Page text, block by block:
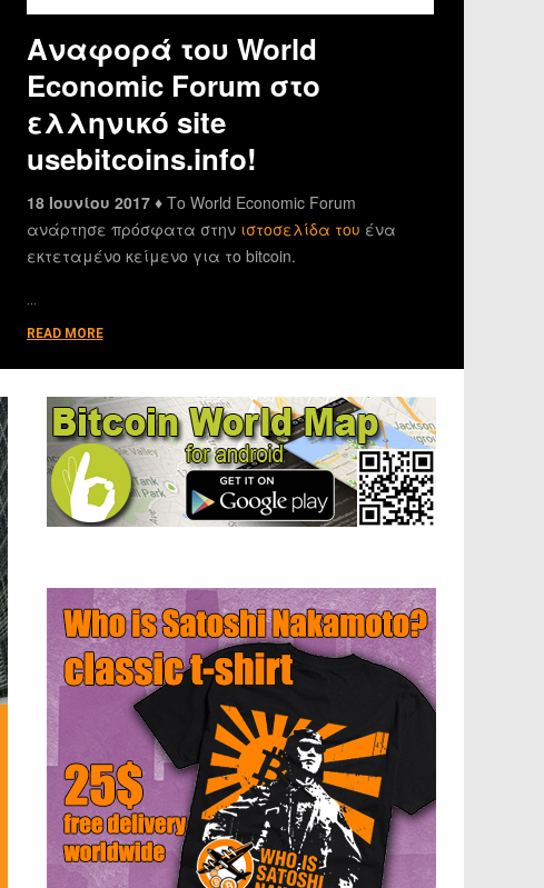
Αναφορά του World
Economic Forum στο
ελληνικό site
usebitcoins.info!
18 Ιουνίου 2017 ♦ Το World Economic Forum
ανάρτησε πρόσφατα στην ιστοσελίδα του ένα
εκτεταμένο κείμενο για το bitcoin.
READ MORE